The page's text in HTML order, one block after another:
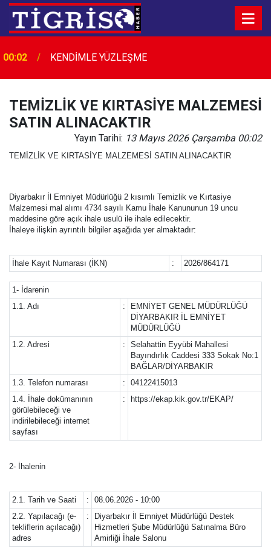
00:02 KENDİMLE YÜZLEŞME
TEMİZLİK VE KIRTASİYE MALZEMESİ
SATIN ALINACAKTIR
Yayın Tarihi: 13 Mayıs 2026 Çarşamba 00:02
TEMİZLİK VE KIRTASİYE MALZEMESİ SATIN ALINACAKTIR
Diyarbakır İl Emniyet Müdürlüğü 2 kısımlı Temizlik ve Kırtasiye
Malzemesi mal alımı 4734 sayılı Kamu İhale Kanununun 19 uncu
maddesine göre açık ihale usulü ile ihale edilecektir.
İhaleye ilişkin ayrıntılı bilgiler aşağıda yer almaktadır:
İhale Kayıt Numarası (İKN) : 2026/864171
1- İdarenin
1.1. Adı
:
EMNİYET GENEL MÜDÜRLÜĞÜ
DİYARBAKIR İL EMNİYET
MÜDÜRLÜĞÜ
1.2. Adresi
:
Selahattin Eyyübi Mahallesi
Bayındırlık Caddesi 333 Sokak No:1
BAĞLAR/DİYARBAKIR
1.3. Telefon numarası
:
04122415013
1.4. İhale dokümanının
görülebileceği ve
indirilebileceği internet
sayfası
: https://ekap.kik.gov.tr/EKAP/
2- İhalenin
2.1. Tarih ve Saati :
08.06.2026 - 10:00
2.2. Yapılacağı (e-
tekliflerin açılacağı)
adres
:
Diyarbakır İl Emniyet Müdürlüğü Destek
Hizmetleri Şube Müdürlüğü Satınalma Büro
Amirliği İhale Salonu